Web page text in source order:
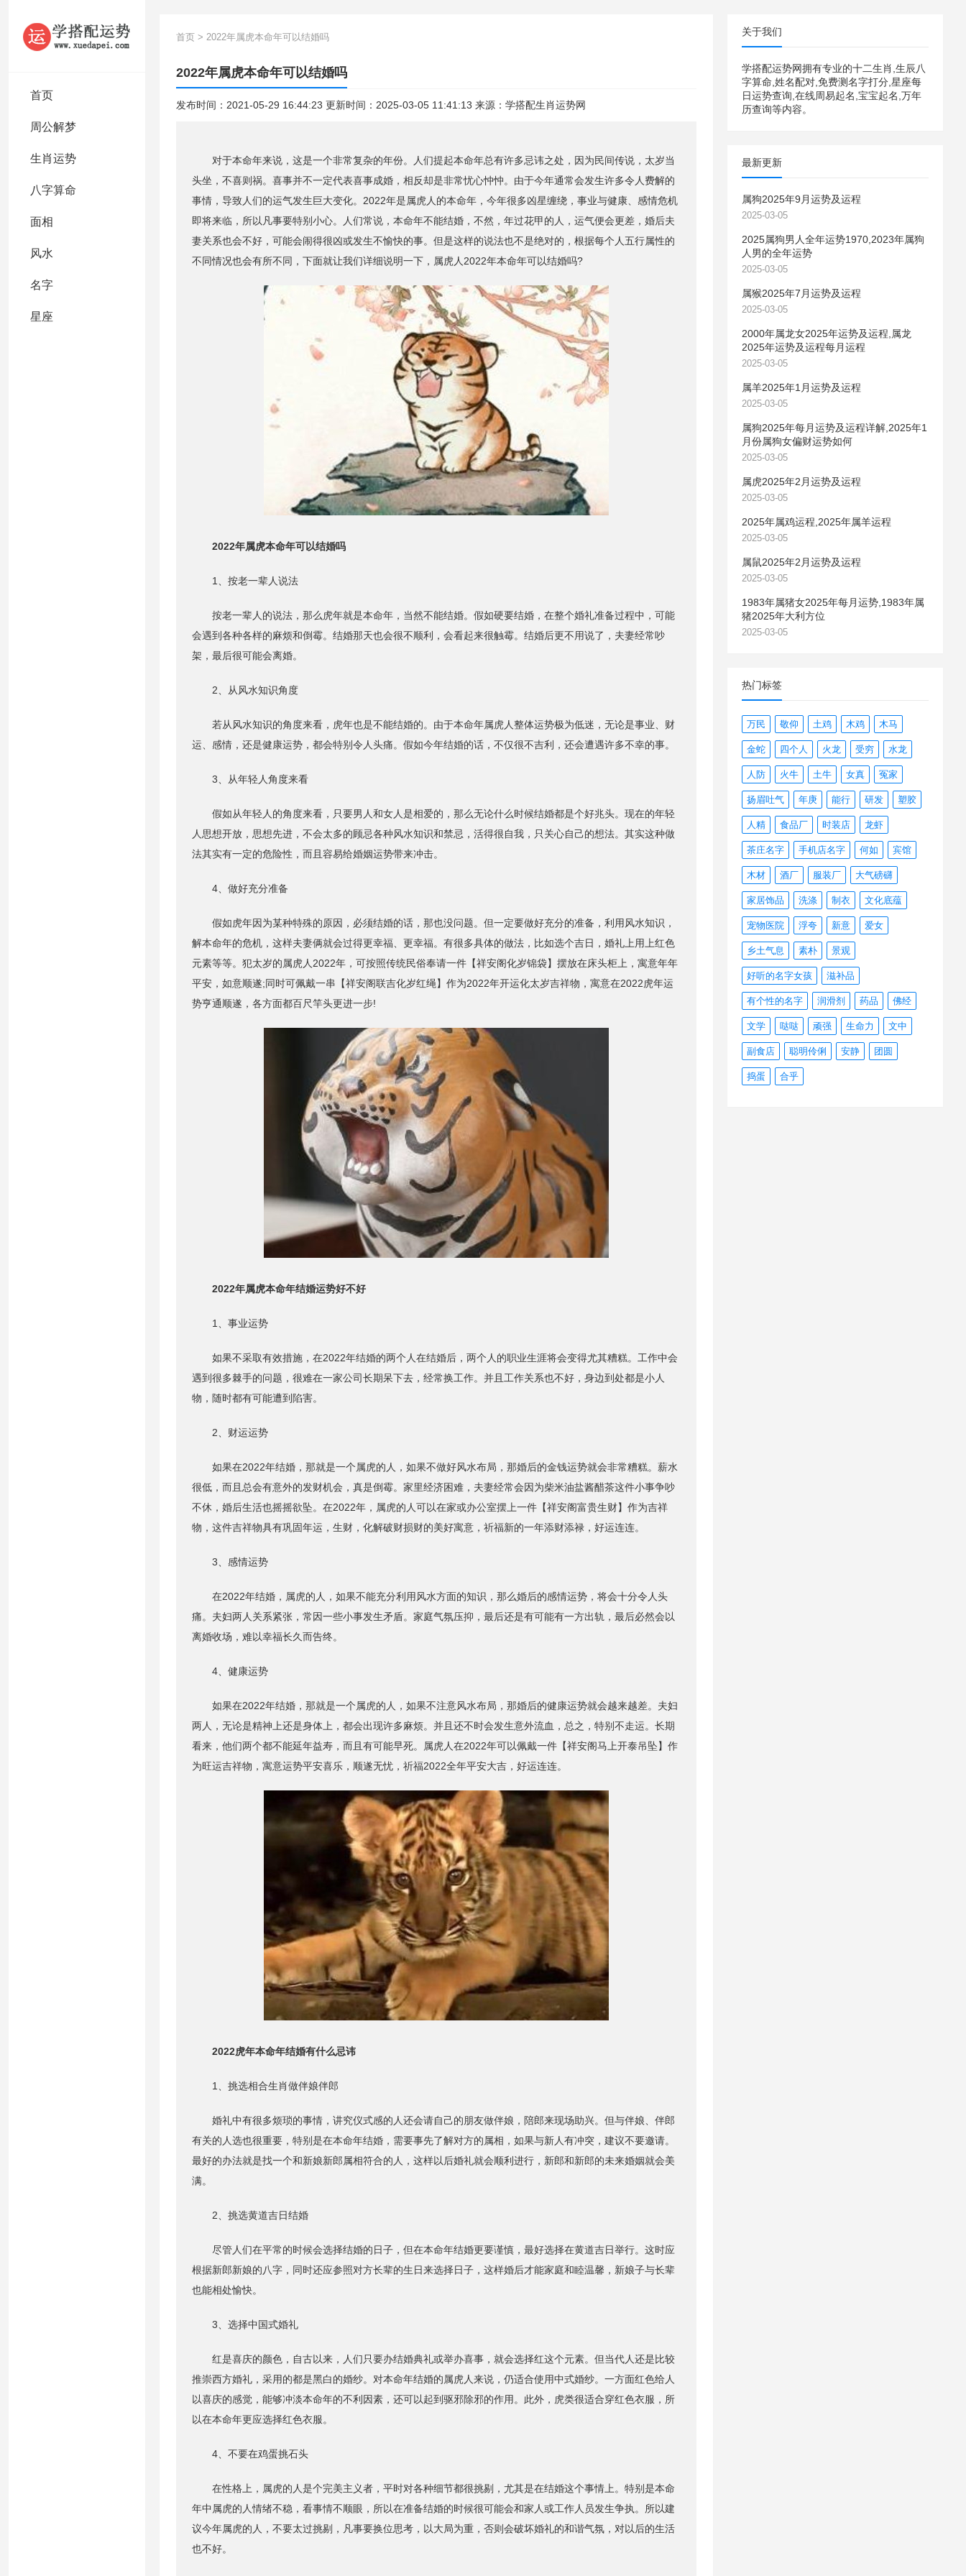
首页
周公解梦
生肖运势
八字算命
面相
风水
名字
星座
首页 >2022年属虎本命年可以结婚吗
2022年属虎本命年可以结婚吗
发布时间：2021-05-29 16:44:23 更新时间：2025-03-05 11:41:13 来源：学搭配生肖运势网
对于本命年来说，这是一个非常复杂的年份。人们提起本命年总有许多忌讳之处，因为民间传说，太岁当
头坐，不喜则祸。喜事并不一定代表喜事成婚，相反却是非常忧心忡忡。由于今年通常会发生许多令人费解的
事情，导致人们的运气发生巨大变化。2022年是属虎人的本命年，今年很多凶星缠绕，事业与健康、感情危机
即将来临，所以凡事要特别小心。人们常说，本命年不能结婚，不然，年过花甲的人，运气便会更差，婚后夫
妻关系也会不好，可能会闹得很凶或发生不愉快的事。但是这样的说法也不是绝对的，根据每个人五行属性的
不同情况也会有所不同，下面就让我们详细说明一下，属虎人2022年本命年可以结婚吗?
2022年属虎本命年可以结婚吗
1、按老一辈人说法
按老一辈人的说法，那么虎年就是本命年，当然不能结婚。假如硬要结婚，在整个婚礼准备过程中，可能
会遇到各种各样的麻烦和倒霉。结婚那天也会很不顺利，会看起来很触霉。结婚后更不用说了，夫妻经常吵
架，最后很可能会离婚。
2、从风水知识角度
若从风水知识的角度来看，虎年也是不能结婚的。由于本命年属虎人整体运势极为低迷，无论是事业、财
运、感情，还是健康运势，都会特别令人头痛。假如今年结婚的话，不仅很不吉利，还会遭遇许多不幸的事。
3、从年轻人角度来看
假如从年轻人的角度来看，只要男人和女人是相爱的，那么无论什么时候结婚都是个好兆头。现在的年轻
人思想开放，思想先进，不会太多的顾忌各种风水知识和禁忌，活得很自我，只关心自己的想法。其实这种做
法其实有一定的危险性，而且容易给婚姻运势带来冲击。
4、做好充分准备
假如虎年因为某种特殊的原因，必须结婚的话，那也没问题。但一定要做好充分的准备，利用风水知识，
解本命年的危机，这样夫妻俩就会过得更幸福、更幸福。有很多具体的做法，比如选个吉日，婚礼上用上红色
元素等等。犯太岁的属虎人2022年，可按照传统民俗奉请一件【祥安阁化岁锦袋】摆放在床头柜上，寓意年年
平安，如意顺遂;同时可佩戴一串【祥安阁联吉化岁红绳】作为2022年开运化太岁吉祥物，寓意在2022虎年运
势亨通顺遂，各方面都百尺竿头更进一步!
2022年属虎本命年结婚运势好不好
1、事业运势
如果不采取有效措施，在2022年结婚的两个人在结婚后，两个人的职业生涯将会变得尤其糟糕。工作中会
遇到很多棘手的问题，很难在一家公司长期呆下去，经常换工作。并且工作关系也不好，身边到处都是小人
物，随时都有可能遭到陷害。
2、财运运势
如果在2022年结婚，那就是一个属虎的人，如果不做好风水布局，那婚后的金钱运势就会非常糟糕。薪水
很低，而且总会有意外的发财机会，真是倒霉。家里经济困难，夫妻经常会因为柴米油盐酱醋茶这件小事争吵
不休，婚后生活也摇摇欲坠。在2022年，属虎的人可以在家或办公室摆上一件【祥安阁富贵生财】作为吉祥
物，这件吉祥物具有巩固年运，生财，化解破财损财的美好寓意，祈福新的一年添财添禄，好运连连。
3、感情运势
在2022年结婚，属虎的人，如果不能充分利用风水方面的知识，那么婚后的感情运势，将会十分令人头
痛。夫妇两人关系紧张，常因一些小事发生矛盾。家庭气氛压抑，最后还是有可能有一方出轨，最后必然会以
离婚收场，难以幸福长久而告终。
4、健康运势
如果在2022年结婚，那就是一个属虎的人，如果不注意风水布局，那婚后的健康运势就会越来越差。夫妇
两人，无论是精神上还是身体上，都会出现许多麻烦。并且还不时会发生意外流血，总之，特别不走运。长期
看来，他们两个都不能延年益寿，而且有可能早死。属虎人在2022年可以佩戴一件【祥安阁马上开泰吊坠】作
为旺运吉祥物，寓意运势平安喜乐，顺遂无忧，祈福2022全年平安大吉，好运连连。
2022虎年本命年结婚有什么忌讳
1、挑选相合生肖做伴娘伴郎
婚礼中有很多烦琐的事情，讲究仪式感的人还会请自己的朋友做伴娘，陪郎来现场助兴。但与伴娘、伴郎
有关的人选也很重要，特别是在本命年结婚，需要事先了解对方的属相，如果与新人有冲突，建议不要邀请。
最好的办法就是找一个和新娘新郎属相符合的人，这样以后婚礼就会顺利进行，新郎和新郎的未来婚姻就会美
满。
2、挑选黄道吉日结婚
尽管人们在平常的时候会选择结婚的日子，但在本命年结婚更要谨慎，最好选择在黄道吉日举行。这时应
根据新郎新娘的八字，同时还应参照对方长辈的生日来选择日子，这样婚后才能家庭和睦温馨，新娘子与长辈
也能相处愉快。
3、选择中国式婚礼
红是喜庆的颜色，自古以来，人们只要办结婚典礼或举办喜事，就会选择红这个元素。但当代人还是比较
推崇西方婚礼，采用的都是黑白的婚纱。对本命年结婚的属虎人来说，仍适合使用中式婚纱。一方面红色给人
以喜庆的感觉，能够冲淡本命年的不利因素，还可以起到驱邪除邪的作用。此外，虎类很适合穿红色衣服，所
以在本命年更应选择红色衣服。
4、不要在鸡蛋挑石头
在性格上，属虎的人是个完美主义者，平时对各种细节都很挑剔，尤其是在结婚这个事情上。特别是本命
年中属虎的人情绪不稳，看事情不顺眼，所以在准备结婚的时候很可能会和家人或工作人员发生争执。所以建
议今年属虎的人，不要太过挑剔，凡事要换位思考，以大局为重，否则会破坏婚礼的和谐气氛，对以后的生活
也不好。
关于我们
学搭配运势网拥有专业的十二生肖,生辰八
字算命,姓名配对,免费测名字打分,星座每
日运势查询,在线周易起名,宝宝起名,万年
历查询等内容。
最新更新
属狗2025年9月运势及运程
2025-03-05
2025属狗男人全年运势1970,2023年属狗
人男的全年运势
2025-03-05
属猴2025年7月运势及运程
2025-03-05
2000年属龙女2025年运势及运程,属龙
2025年运势及运程每月运程
2025-03-05
属羊2025年1月运势及运程
2025-03-05
属狗2025年每月运势及运程详解,2025年1
月份属狗女偏财运势如何
2025-03-05
属虎2025年2月运势及运程
2025-03-05
2025年属鸡运程,2025年属羊运程
2025-03-05
属鼠2025年2月运势及运程
2025-03-05
1983年属猪女2025年每月运势,1983年属
猪2025年大利方位
2025-03-05
热门标签
万民 敬仰 土鸡 木鸡 木马
金蛇 四个人 火龙 受穷 水龙
人防 火牛 土牛 女真 冤家
扬眉吐气 年庚 能行 研发 塑胶
人精 食品厂 时装店 龙虾
茶庄名字 手机店名字 何如 宾馆
木材 酒厂 服装厂 大气磅礴
家居饰品 洗涤 制衣 文化底蕴
宠物医院 浮夸 新意 爱女
乡土气息 素朴 景观
好听的名字女孩 滋补品
有个性的名字 润滑剂 药品 佛经
文学 哒哒 顽强 生命力 文中
副食店 聪明伶俐 安静 团圆
捣蛋 合乎